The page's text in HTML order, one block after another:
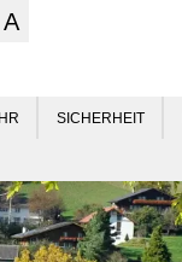
SICHERHEIT
A